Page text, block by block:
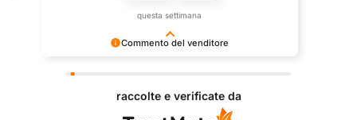
Commento del venditore
servizio giusto a clienti così fantastici. Grazie
questa settimana
raccolte e verificate da